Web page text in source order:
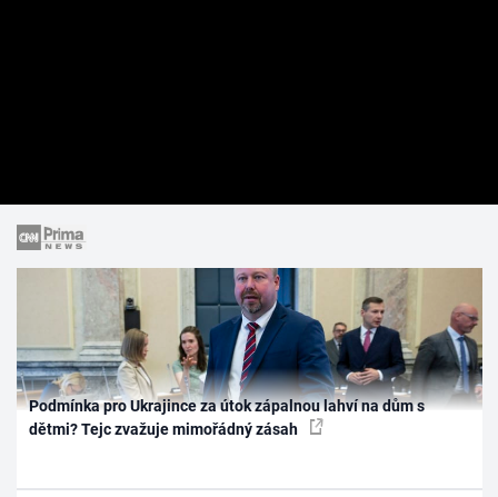
Podmínka pro Ukrajince za útok zápalnou lahví na dům s
dětmi? Tejc zvažuje mimořádný zásah